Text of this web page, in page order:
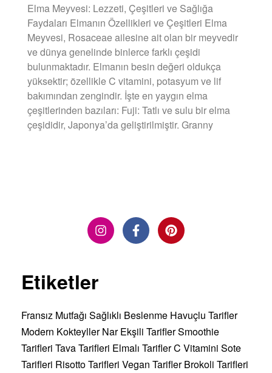
Elma Meyvesi: Lezzeti, Çeşitleri ve Sağlığa
Faydaları Elmanın Özellikleri ve Çeşitleri Elma
Meyvesi, Rosaceae ailesine ait olan bir meyvedir
ve dünya genelinde binlerce farklı çeşidi
bulunmaktadır. Elmanın besin değeri oldukça
yüksektir; özellikle C vitamini, potasyum ve lif
bakımından zengindir. İşte en yaygın elma
çeşitlerinden bazıları: Fuji: Tatlı ve sulu bir elma
çeşididir, Japonya’da geliştirilmiştir. Granny
Etiketler
Fransız Mutfağı Sağlıklı Beslenme Havuçlu Tarifler
Modern Kokteyller Nar Ekşili TariflerSmoothie
Tarifleri Tava Tarifleri Elmalı TariflerC Vitamini Sote
Tarifleri Risotto Tarifleri Vegan Tarifler Brokoli Tarifleri